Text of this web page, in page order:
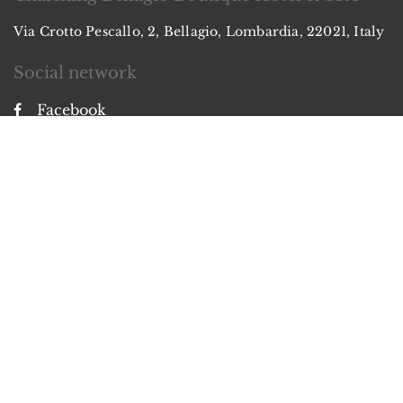
Via Crotto Pescallo, 2, Bellagio, Lombardia, 22021, Italy
Social network
Facebook